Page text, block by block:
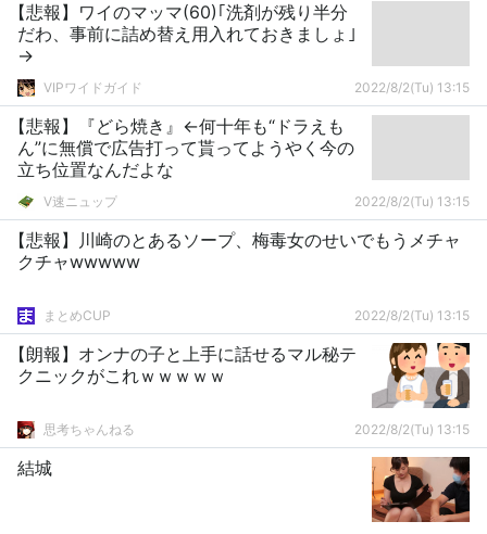
【悲報】ワイのマッマ(60)｢洗剤が残り半分
だわ、事前に詰め替え用入れておきましょ｣
→
VIPワイドガイド 2022/8/2(Tu) 13:15
【悲報】『どら焼き』←何十年も“ドラえも
ん”に無償で広告打って貰ってようやく今の
立ち位置なんだよな
V速ニュップ 2022/8/2(Tu) 13:15
【悲報】川崎のとあるソープ、梅毒女のせいでもうメチャ
クチャwwwww
まとめCUP 2022/8/2(Tu) 13:15
【朗報】オンナの子と上手に話せるマル秘テ
クニックがこれｗｗｗｗｗ
思考ちゃんねる 2022/8/2(Tu) 13:15
結城